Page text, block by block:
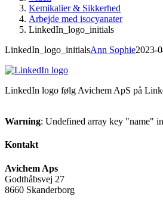
Kemikalier & Sikkerhed
Arbejde med isocyanater
LinkedIn_logo_initials
LinkedIn_logo_initialsAnn Sophie2023-
LinkedIn logo følg Avichem ApS på
Warning: Undefined array key "name" in
Kontakt
Avichem Aps
Godthåbsvej 27
8660 Skanderborg